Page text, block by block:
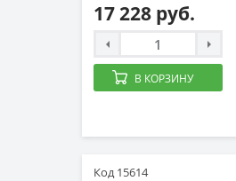
17 228 руб.
В КОРЗИНУ
Код 15614